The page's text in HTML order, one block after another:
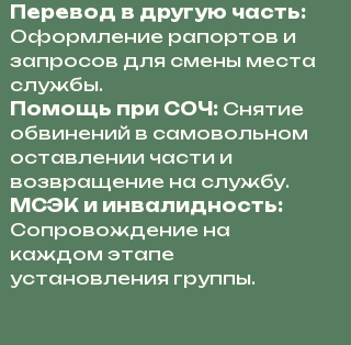
Перевод в другую часть:
Оформление рапортов и
запросов для смены места
службы.
Помощь при СОЧ: Снятие
обвинений в самовольном
оставлении части и
возвращение на службу.
МСЭК и инвалидность:
Сопровождение на
каждом этапе
установления группы.